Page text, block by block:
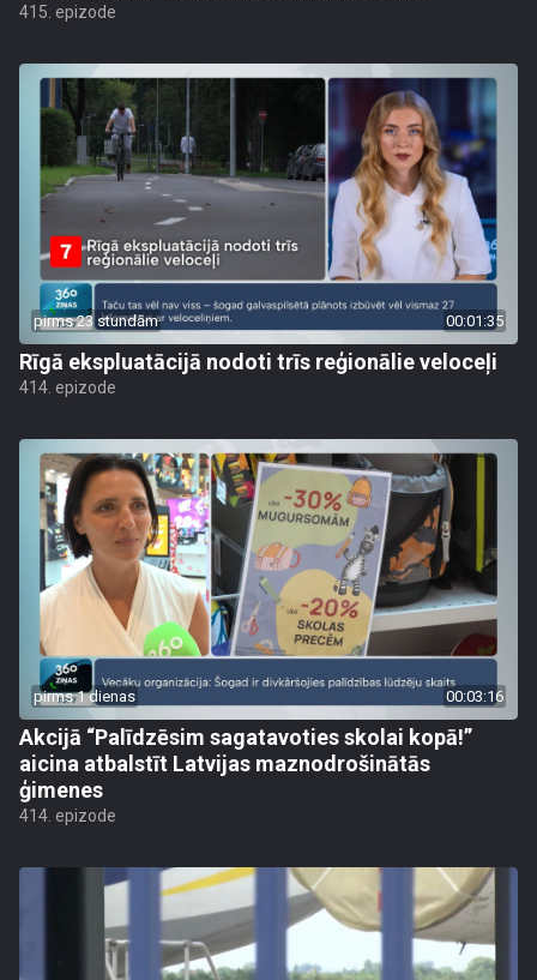
415. epizode
pirms 23 stundām 00:01:35
Rīgā ekspluatācijā nodoti trīs reģionālie veloceļi
414. epizode
pirms 1 dienas 00:03:16
Akcijā “Palīdzēsim sagatavoties skolai kopā!”
aicina atbalstīt Latvijas maznodrošinātās
ģimenes
414. epizode